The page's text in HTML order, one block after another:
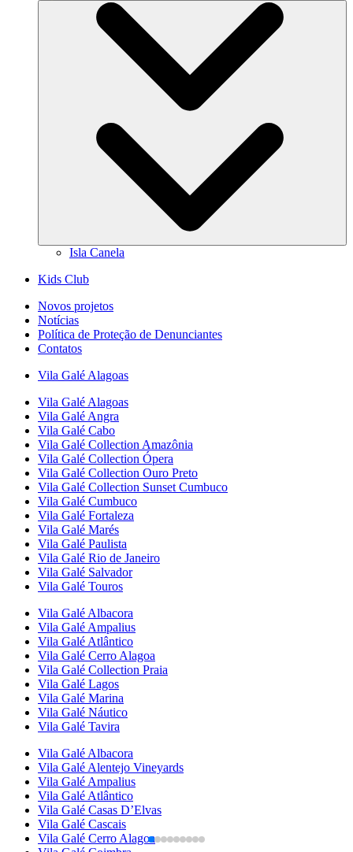
Isla Canela
Kids Club
Novos projetos
Notícias
Política de Proteção de Denunciantes
Contatos
Vila Galé Alagoas
Vila Galé Alagoas
Vila Galé Angra
Vila Galé Cabo
Vila Galé Collection Amazônia
Vila Galé Collection Ópera
Vila Galé Collection Ouro Preto
Vila Galé Collection Sunset Cumbuco
Vila Galé Cumbuco
Vila Galé Fortaleza
Vila Galé Marés
Vila Galé Paulista
Vila Galé Rio de Janeiro
Vila Galé Salvador
Vila Galé Touros
Vila Galé Albacora
Vila Galé Ampalius
Vila Galé Atlântico
Vila Galé Cerro Alagoa
Vila Galé Collection Praia
Vila Galé Lagos
Vila Galé Marina
Vila Galé Náutico
Vila Galé Tavira
Vila Galé Albacora
Vila Galé Alentejo Vineyards
Vila Galé Ampalius
Vila Galé Atlântico
Vila Galé Casas D’Elvas
Vila Galé Cascais
Vila Galé Cerro Alagoa